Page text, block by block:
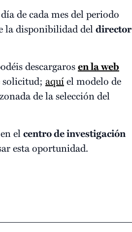
de cada mes del periodo
la disponibilidad deldirector
descargarosen la web
aquíel modelo de
de la selección del
en elcentro de investigación
esta oportunidad.